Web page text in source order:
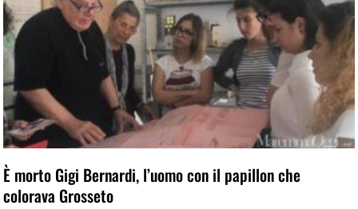
È morto Gigi Bernardi, l’uomo con il papillon che
colorava Grosseto